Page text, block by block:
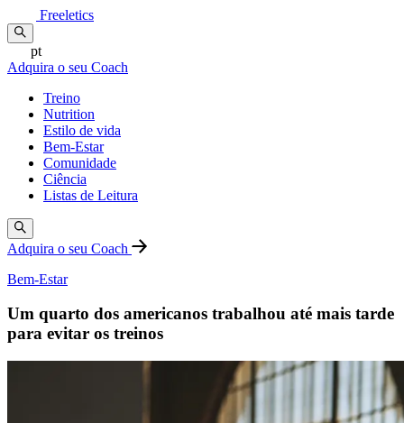
Freeletics
pt
Adquira o seu Coach
Treino
Nutrition
Estilo de vida
Bem-Estar
Comunidade
Ciência
Listas de Leitura
Adquira o seu Coach
Bem-Estar
Um quarto dos americanos trabalhou até mais tarde
para evitar os treinos